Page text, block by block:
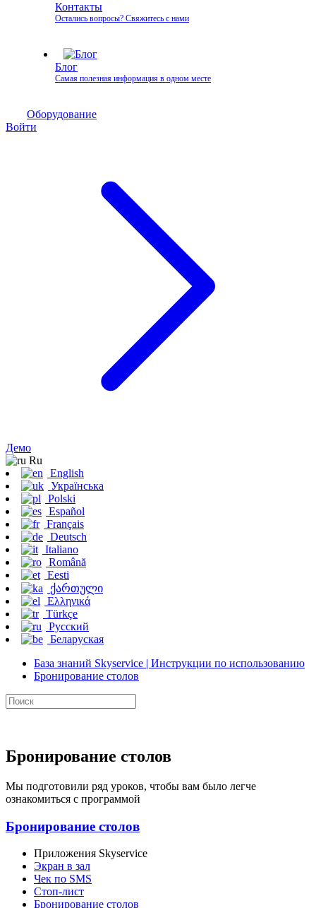
Контакты
Остались вопросы? Свяжитесь с нами
Блог
Самая полезная информация в одном месте
Оборудование
Войти
Демо
Ru
English
Українська
Polski
Español
Français
Deutsch
Italiano
Română
Eesti
ქართული
Ελληνικά
Türkçe
Русский
Беларуская
База знаний Skyservice | Инструкции по использованию
Бронирование столов
Бронирование столов
Мы подготовили ряд уроков, чтобы вам было легче
ознакомиться с программой
Бронирование столов
Приложения Skyservice
Экран в зал
Чек по SMS
Стоп-лист
Бронирование столов